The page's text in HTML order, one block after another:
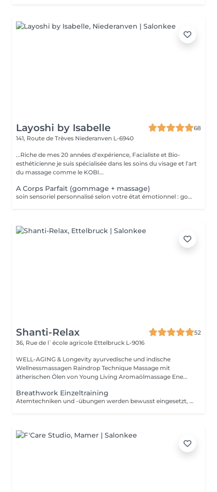
Layoshi by Isabelle
68
141, Route de Trèves Niederanven L-6940
...Riche de mes 20 années d'expérience, Facialiste et Bio-
esthéticienne je suis spécialisée dans les soins du visage et l'art
du massage comme le KOBI...
A Corps Parfait (gommage + massage)
soin sensoriel personnalisé selon votre état émotionnel : gommage complet du corps au sel rose de l'Himalaya pour une peau douce et satinée + douche + Massage personnalisé
Shanti-Relax
52
36, Rue de l`école agricole Ettelbruck L-9016
WELL-AGING & Longevity ayurvedische und indische
Wellnessmassagen Raindrop Technique Massage mit
ätherischen Ölen von Young Living Aromaölmassage Ene...
Breathwork Einzeltraining
Atemtechniken und -übungen werden bewusst eingesetzt, um dein Wohlbefinden zu verbessern, Stress abzubauen und ganz nach ayurvedischer Sicht ein Gefühl von erweitertem Bewusstsein zu erlangen (Sattva). Im Einzelsetting oder in der Gruppe erarbeiten wir zusammen dein eigenes Ziel das du erreichen möchtest: Entspannung, dein Energie Niveau steigern, Emotionale Verarbeitung verschiedenster Ereignisse in deinem Leben, die spirituelle Erweiterung, bessere Schlafqualität, ....